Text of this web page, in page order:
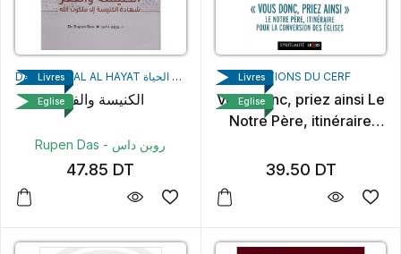
DAR MANHAL AL HAYAT منهل الحياة
الكنيسة والفقر
Rupen Das - روبن داس
47.85 DT
Livres
Eglise
ÉDITIONS DU CERF
Vous donc, priez ainsi Le
Notre Père, itinéraire
Églises
39.50 DT
Livres
Eglise